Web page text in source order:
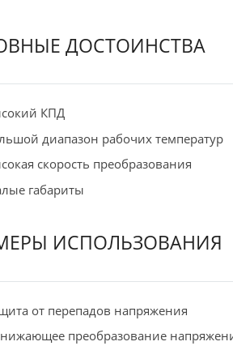
ДОСТОИНСТВА
КПД
диапазон рабочих температур
скорость преобразования
габариты
ИСПОЛЬЗОВАНИЯ
от перепадов напряжения
преобразование